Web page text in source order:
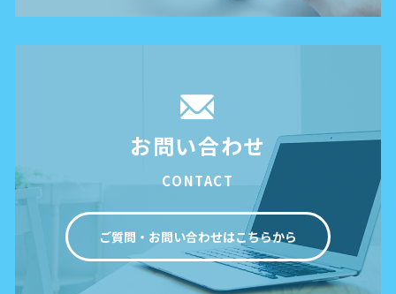
お問い合わせ
CONTACT
ご質問・お問い合わせはこちらから